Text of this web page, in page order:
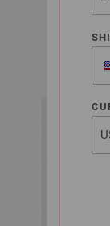
of